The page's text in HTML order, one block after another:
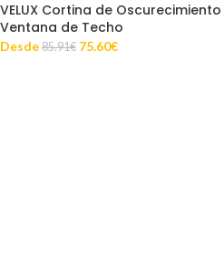
VELUX Cortina de
Ventana de Techo
Desde 85.91€ 75.60€